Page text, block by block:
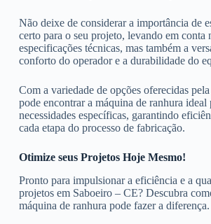
Não deixe de considerar a importância de
certo para o seu projeto, levando em conta
especificações técnicas, mas também a
conforto do operador e a durabilidade do
Com a variedade de opções oferecidas
pode encontrar a máquina de ranhura ideal
necessidades específicas, garantindo
cada etapa do processo de fabricação.
Otimize seus Projetos Hoje Mesmo!
Pronto para impulsionar a eficiência e a
projetos em Saboeiro – CE? Descubra
máquina de ranhura pode fazer a diferença.